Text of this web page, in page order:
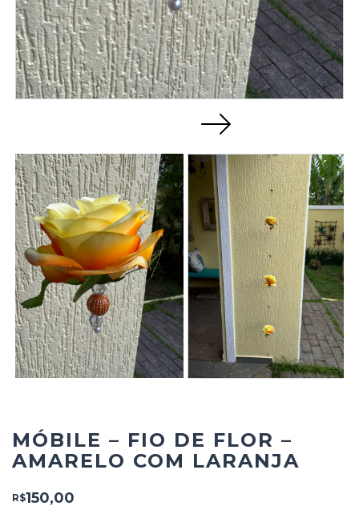
MÓBILE – FIO DE FLOR –
AMARELO COM LARANJA
R$150,00